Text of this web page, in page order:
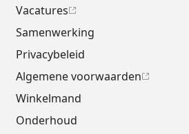
Vacatures
Samenwerking
Privacybeleid
Algemene voorwaarden
Winkelmand
Onderhoud